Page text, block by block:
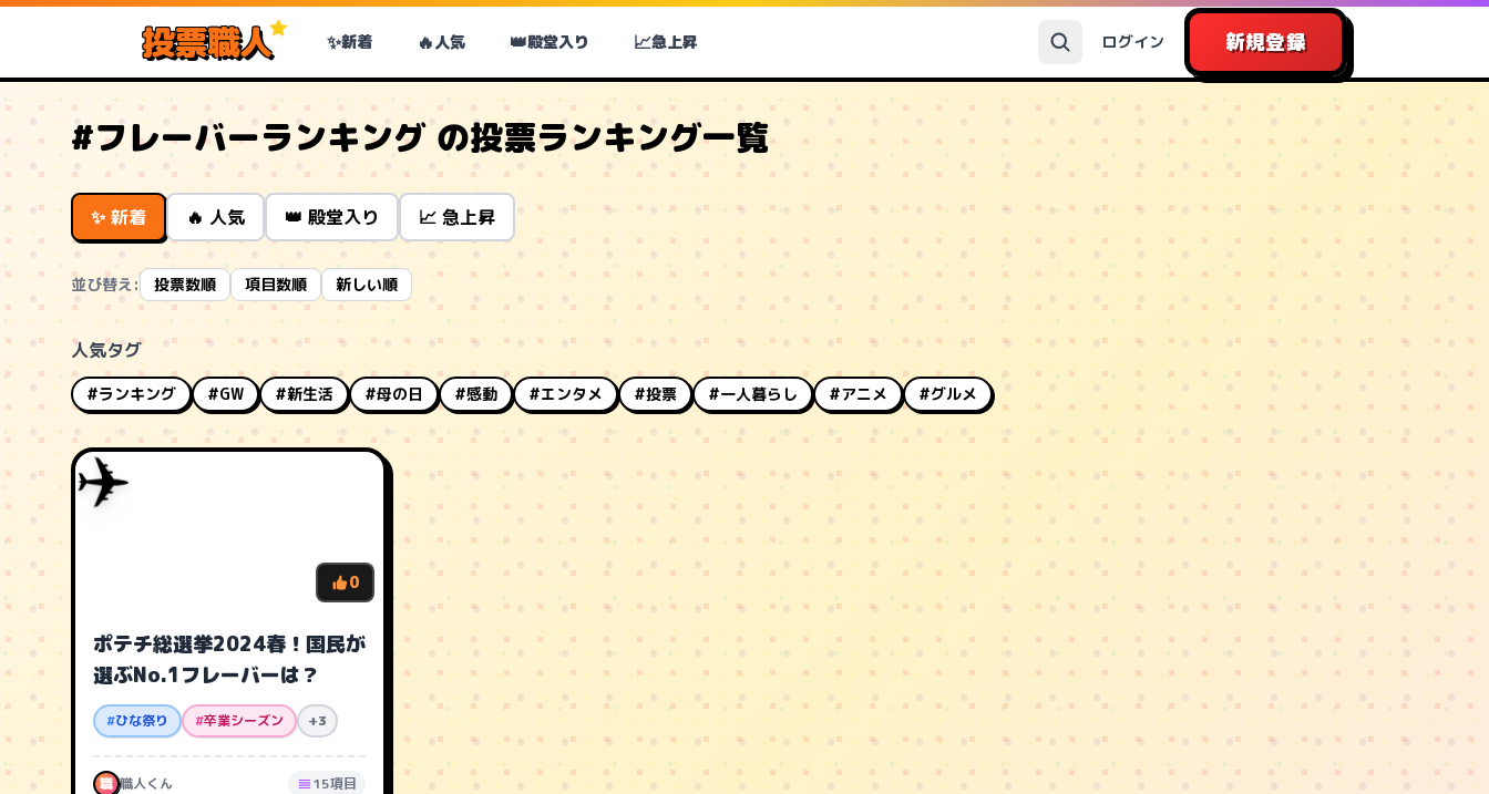
投票職人 ✨新着 🔥人気 👑殿堂入り 📈急上昇 ログイン 新規登録
#フレーバーランキング の投票ランキング一覧
✨ 新着 🔥 人気 👑 殿堂入り 📈 急上昇
並び替え: 投票数順 項目数順 新しい順
人気タグ
#ランキング #GW #新生活 #母の日 #感動 #エンタメ #投票 #一人暮らし #アニメ #グルメ
✈️
0
ポテチ総選挙2024春！国民が
選ぶNo.1フレーバーは？
#ひな祭り #卒業シーズン +3
職 職人くん 15項目